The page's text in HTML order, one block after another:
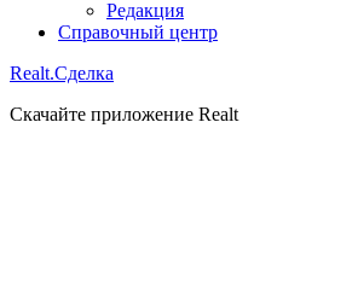
Редакция
Справочный центр
Realt.Сделка
Скачайте приложение Realt